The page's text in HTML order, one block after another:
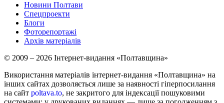
Новини Полтави
Спецпроекти
Блоги
Фоторепортажі
Архів матеріалів
© 2009 – 2026 Інтернет-видання «Полтавщина»
Використання матеріалів інтернет-видання «Полтавщина» на
інших сайтах дозволяється лише за наявності гіперпосилання
на сайт poltava.to, не закритого для індексації пошуковими